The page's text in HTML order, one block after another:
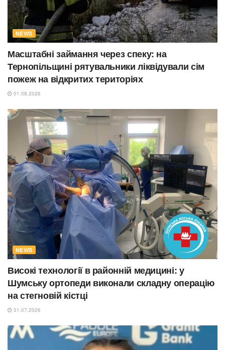
NEWS
Масштабні займання через спеку: на
Тернопільщині рятувальники ліквідували сім
пожеж на відкритих територіях
01.08.2026
NEWS
Високі технології в районній медицині: у
Шумську ортопеди виконали складну операцію
на стегновій кістці
31.07.2026